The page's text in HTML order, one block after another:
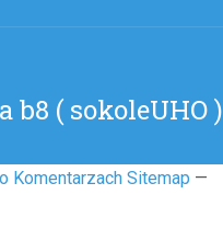
b8 ( sokoleUHO )
Komentarzach Sitemap —